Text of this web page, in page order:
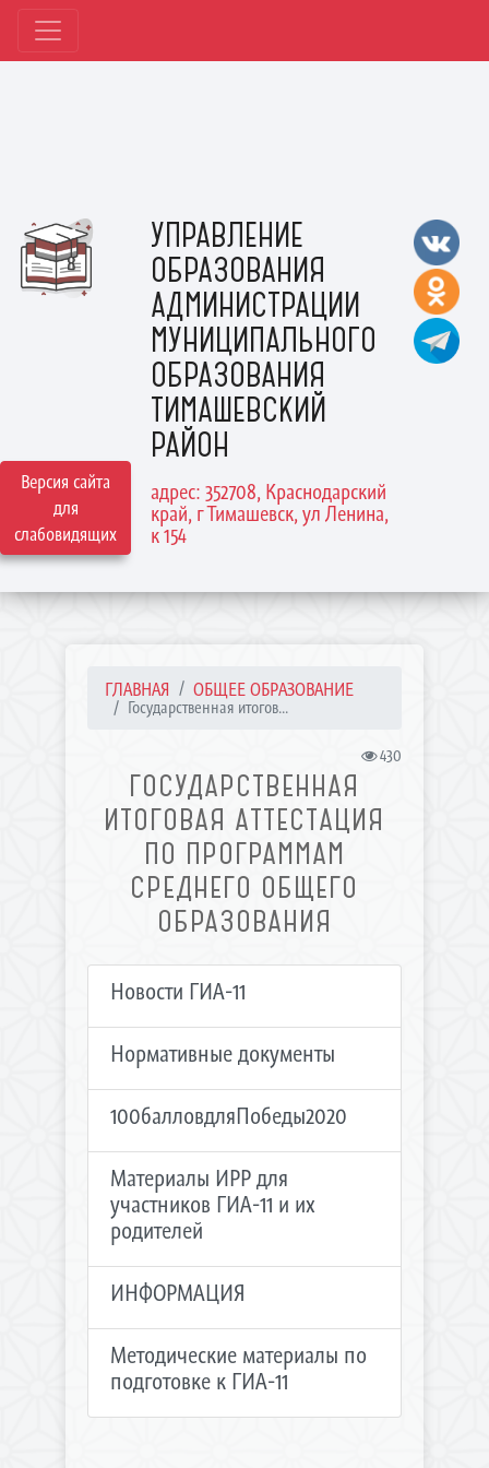
Версия сайта
для
слабовидящих
УПРАВЛЕНИЕ
ОБРАЗОВАНИЯ
АДМИНИСТРАЦИИ
МУНИЦИПАЛЬНОГО
ОБРАЗОВАНИЯ
ТИМАШЕВСКИЙ
РАЙОН
адрес: 352708, Краснодарский
край, г Тимашевск, ул Ленина,
к 154
ГЛАВНАЯ ОБЩЕЕ ОБРАЗОВАНИЕ
Государственная итогов...
430
ГОСУДАРСТВЕННАЯ
ИТОГОВАЯ АТТЕСТАЦИЯ
ПО ПРОГРАММАМ
СРЕДНЕГО ОБЩЕГО
ОБРАЗОВАНИЯ
Новости ГИА-11
Нормативные документы
100балловдляПобеды2020
Материалы ИРР для
участников ГИА-11 и их
родителей
ИНФОРМАЦИЯ
Методические материалы по
подготовке к ГИА-11